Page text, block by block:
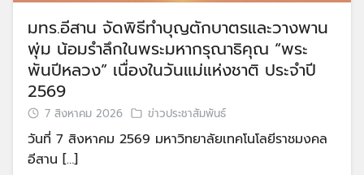
มทร.อีสาน จัดพิธีทำบุญตักบาตรและวางพาน
พุ่ม น้อมรำลึกในพระมหากรุณาธิคุณ “พระ
พันปีหลวง” เนื่องในวันแม่แห่งชาติ ประจำปี
2569
7 สิงหาคม 2026 ข่าวประชาสัมพันธ์
วันที่ 7 สิงหาคม 2569 มหาวิทยาลัยเทคโนโลยีราชมงคล
อีสาน […]